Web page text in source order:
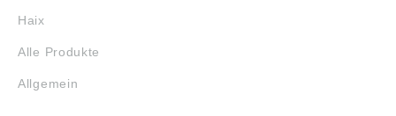
Haix
Alle Produkte
Allgemein